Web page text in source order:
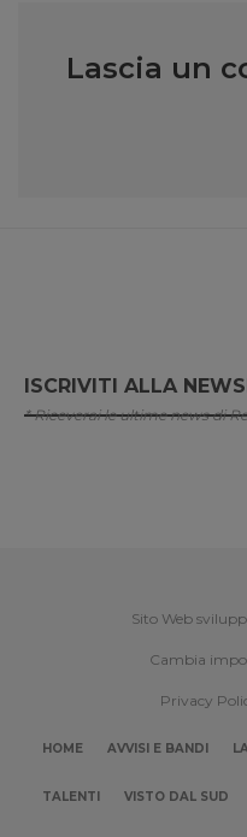
Lascia un
ISCRIVITI ALLA
* Riceverai le ultime news di
Sito Web
Cambia
Privacy
HOME AVVISI E BANDI
TALENTI VISTO DAL SUD